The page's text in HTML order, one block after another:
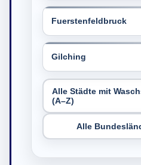
Fuerstenfeldbruck
Gilching
Alle Städte mit
(A–Z)
Alle